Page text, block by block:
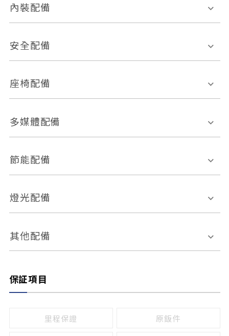
電動天窗
後視鏡方向指示燈
內裝配備
多功能方向盤
恆溫空調
安全配備
前座正面氣囊
ABS防鎖死
車道偏離警示
自動停車系統 盲點偵測系統
倒車雷達
座椅配備
皮椅
無
有
多媒體配備
外部音源接入
節能配備
引擎啟閉系統
燈光配備
感應頭燈
頭燈光源
其他配備
保証項目
里程保證 原鈑件